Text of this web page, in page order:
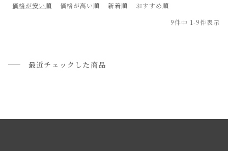
価格が安い順
価格が高い順 新着順
おすすめ順
9件中 1-9件表示
最近チェックした商品